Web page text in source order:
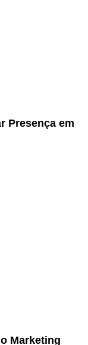
Presença em
Marketing